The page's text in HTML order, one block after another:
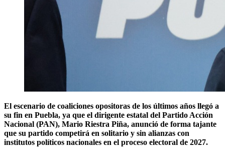
El escenario de coaliciones opositoras de los últimos años llegó a
su fin en Puebla, ya que el dirigente estatal del Partido Acción
Nacional (PAN), Mario Riestra Piña, anunció de forma tajante
que su partido competirá en solitario y sin alianzas con
institutos políticos nacionales en el proceso electoral de 2027.